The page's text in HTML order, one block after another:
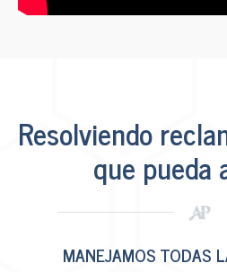
Resolviendo
que pueda
MANEJAMOS TODAS